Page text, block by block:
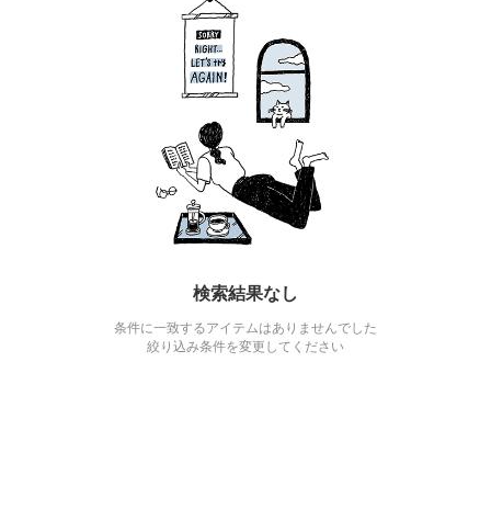
検索結果なし
条件に一致するアイテムはありませんでした
絞り込み条件を変更してください